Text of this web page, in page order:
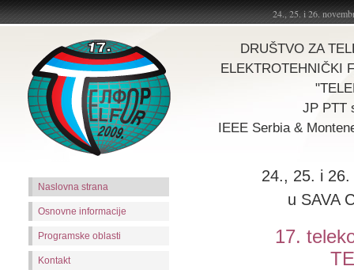
24., 25. i 26.
Naslovna strana
Osnovne informacije
Programske oblasti
Kontakt
DRUŠTVO ZA
ELEKTROTEHNIČKI
JP PTT
IEEE Serbia &
24., 25. i
u SAVA
17.